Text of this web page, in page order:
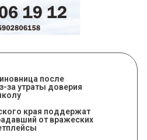
после
за утраты доверия
края поддержат
от вражеских